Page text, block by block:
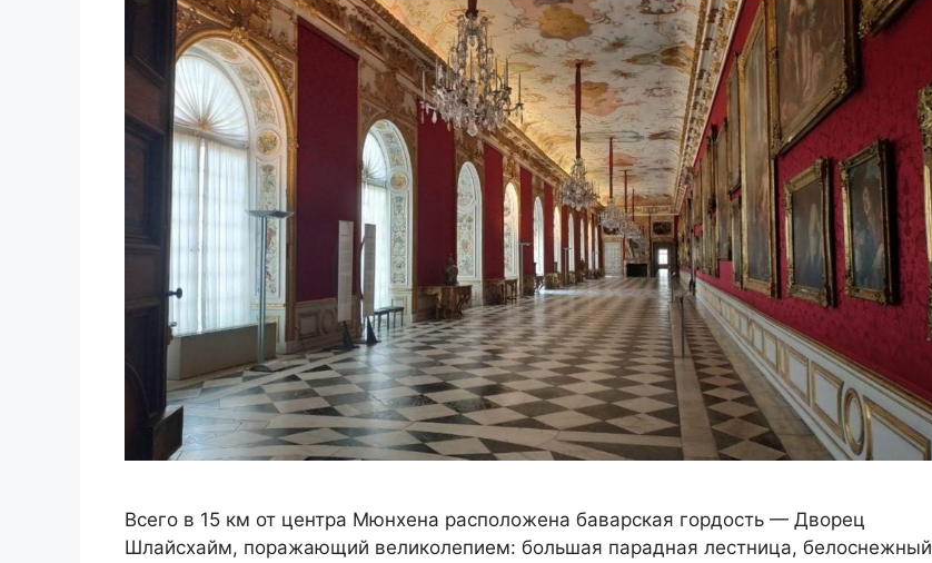
Всего в 15 км от центра Мюнхена расположена баварская гордость — Дворец
Шлайсхайм, поражающий великолепием: большая парадная лестница, белоснежный